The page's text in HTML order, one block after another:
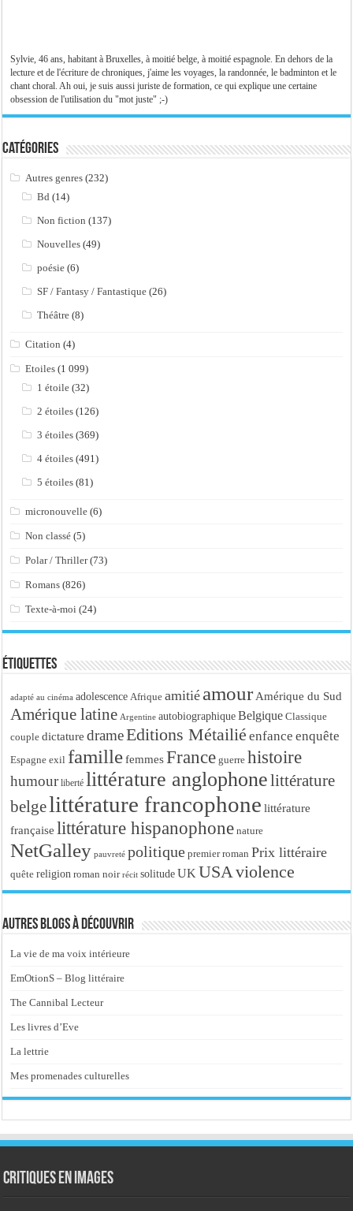
Sylvie, 46 ans, habitant à Bruxelles, à moitié belge, à moitié espagnole. En dehors de la
lecture et de l'écriture de chroniques, j'aime les voyages, la randonnée, le badminton et le
chant choral. Ah oui, je suis aussi juriste de formation, ce qui explique une certaine
obsession de l'utilisation du "mot juste" ;-)
Catégories
Autres genres (232)
Bd (14)
Non fiction (137)
Nouvelles (49)
poésie (6)
SF / Fantasy / Fantastique (26)
Théâtre (8)
Citation (4)
Etoiles (1 099)
1 étoile (32)
2 étoiles (126)
3 étoiles (369)
4 étoiles (491)
5 étoiles (81)
micronouvelle (6)
Non classé (5)
Polar / Thriller(73)
Romans (826)
Texte-à-moi (24)
Étiquettes
adapté au cinéma adolescence Afrique amitié amour Amérique du Sud
Amérique latine Argentine autobiographique Belgique Classique
couple dictature drameEditions Métailié enfance enquête
Espagne exil famille femmes France guerre histoire
humour liberté littérature anglophonelittérature
belgelittérature francophone littérature
française littérature hispanophone nature
NetGalley pauvreté politique premier roman Prix littéraire
quête religion roman noir récit solitude UK USAviolence
Autres blogs à découvrir
La vie de ma voix intérieure
EmOtionS – Blog littéraire
The Cannibal Lecteur
Les livres d’Eve
La lettrie
Mes promenades culturelles
Critiques en images